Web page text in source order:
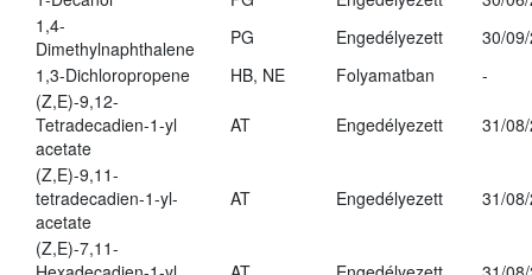
1,4-
Dimethylnaphthalene
PG Engedélyezett
30/
1,3-Dichloropropene
HB, NE Folyamatban
-
(Z,E)-9,12-
Tetradecadien-1-yl
acetate
AT Engedélyezett 31/
(Z,E)-9,11-
tetradecadien-1-yl-
acetate
AT Engedélyezett 31/
(Z,E)-7,11-